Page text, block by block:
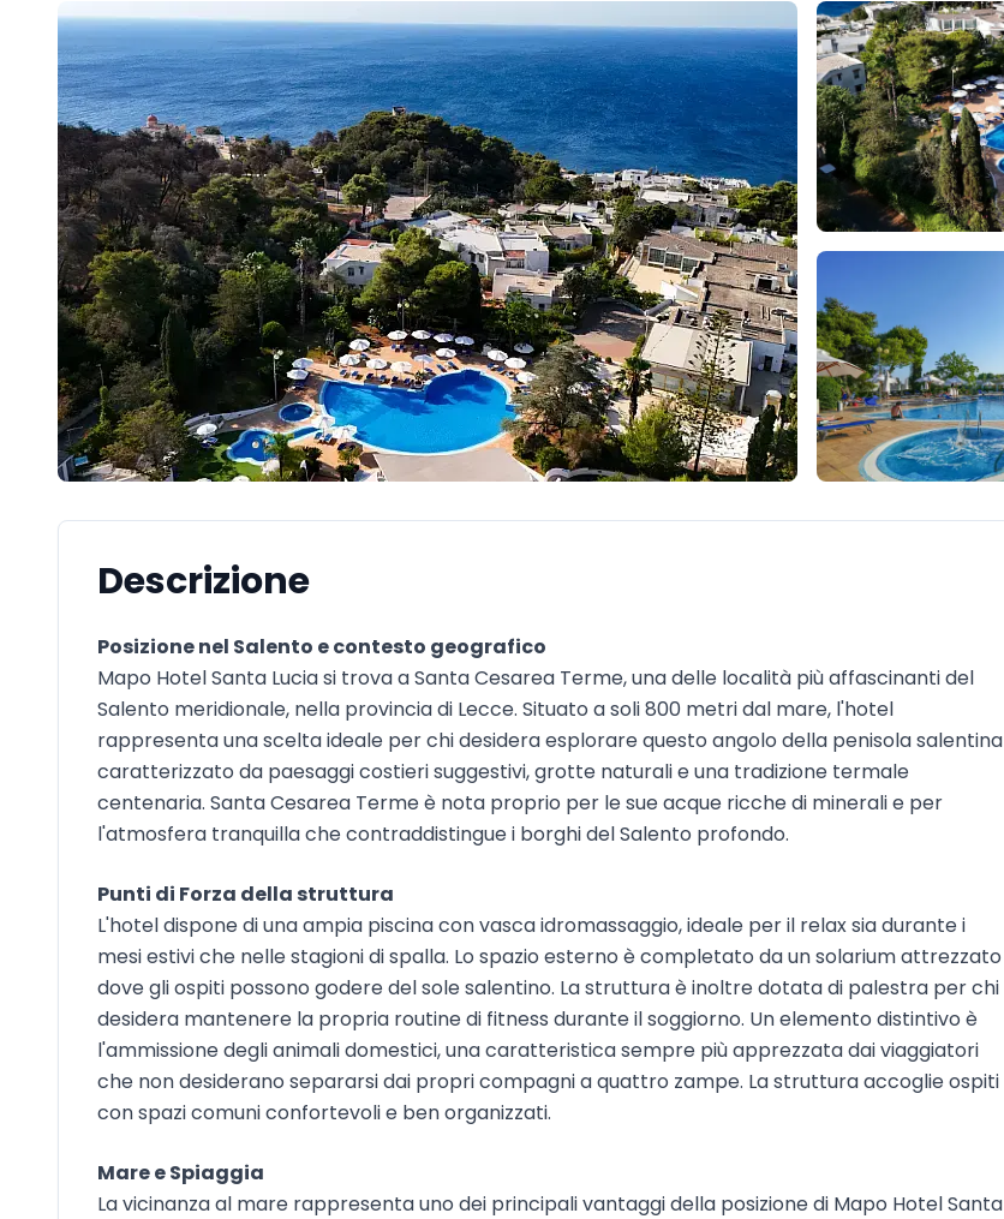
Descrizione
Posizione nel Salento e contesto geografico
Mapo Hotel Santa Lucia si trova a Santa Cesarea Terme, una delle località più affascinanti del
Salento meridionale, nella provincia di Lecce. Situato a soli 800 metri dal mare, l'hotel
rappresenta una scelta ideale per chi desidera esplorare questo angolo della penisola salentina
caratterizzato da paesaggi costieri suggestivi, grotte naturali e una tradizione termale
centenaria. Santa Cesarea Terme è nota proprio per le sue acque ricche di minerali e per
l'atmosfera tranquilla che contraddistingue i borghi del Salento profondo.
Punti di Forza della struttura
L'hotel dispone di una ampia piscina con vasca idromassaggio, ideale per il relax sia durante i
mesi estivi che nelle stagioni di spalla. Lo spazio esterno è completato da un solarium attrezzato
dove gli ospiti possono godere del sole salentino. La struttura è inoltre dotata di palestra per chi
desidera mantenere la propria routine di fitness durante il soggiorno. Un elemento distintivo è
l'ammissione degli animali domestici, una caratteristica sempre più apprezzata dai viaggiatori
che non desiderano separarsi dai propri compagni a quattro zampe. La struttura accoglie ospiti
con spazi comuni confortevoli e ben organizzati.
Mare e Spiaggia
La vicinanza al mare rappresenta uno dei principali vantaggi della posizione di Mapo Hotel Santa